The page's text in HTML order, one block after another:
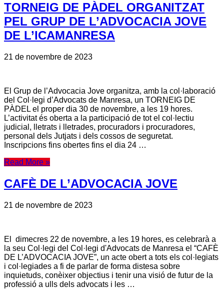
TORNEIG DE PÀDEL ORGANITZAT
PEL GRUP DE L’ADVOCACIA JOVE
DE L’ICAMANRESA
21 de novembre de 2023
El Grup de l’Advocacia Jove organitza, amb la col·laboració
del Col·legi d’Advocats de Manresa, un TORNEIG DE
PÀDEL el proper dia 30 de novembre, a les 19 hores.
L’activitat és oberta a la participació de tot el col·lectiu
judicial, lletrats i lletrades, procuradors i procuradores,
personal dels Jutjats i dels cossos de seguretat.
Inscripcions fins obertes fins el dia 24 …
Read More »
CAFÈ DE L’ADVOCACIA JOVE
21 de novembre de 2023
El dimecres 22 de novembre, a les 19 hores, es celebrarà a
la seu Col·legi del Col·legi d'Advocats de Manresa el “CAFÈ
DE L’ADVOCACIA JOVE”, un acte obert a tots els col·legiats
i col·legiades a fi de parlar de forma distesa sobre
inquietuds, conèixer objectius i tenir una visió de futur de la
professió a ulls dels advocats i les …